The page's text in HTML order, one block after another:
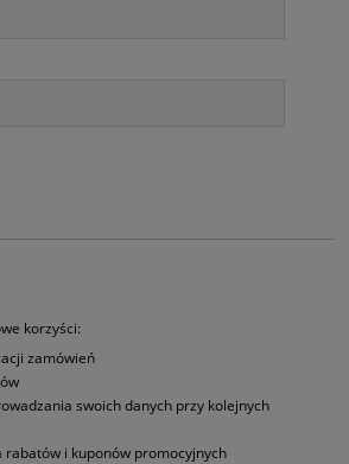
korzyści:
zamówień
swoich danych przy kolejnych
i kuponów promocyjnych